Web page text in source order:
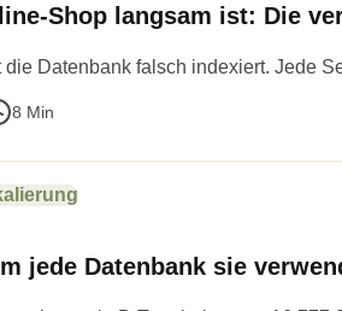
Shop langsam ist: Die
die Datenbank falsch indexiert. Jede
8 Min
jede Datenbank sie